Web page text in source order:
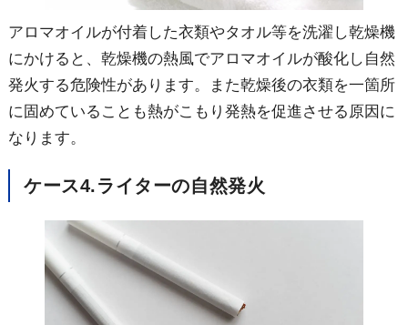
アロマオイルが付着した衣類やタオル等を洗濯し乾燥機
にかけると、乾燥機の熱風でアロマオイルが酸化し自然
発火する危険性があります。また乾燥後の衣類を一箇所
に固めていることも熱がこもり発熱を促進させる原因に
なります。
ケース4.ライターの自然発火